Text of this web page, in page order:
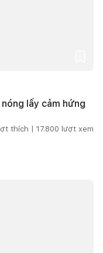
lấy cảm hứng
thích | 17.800 lượt xem